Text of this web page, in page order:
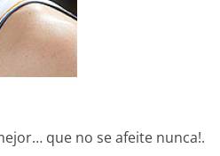
que no se afeite nunca!.